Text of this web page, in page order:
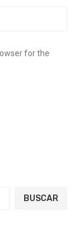
for the
BUSCAR